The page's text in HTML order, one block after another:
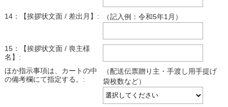
14：【挨拶状文面 / 差出月】: （記入例：令和5年1月）
15：【挨拶状文面 / 喪主様
名】:
ほか指示事項は、カートの中
の備考欄にて指定する。:
（配送伝票贈り主・手渡し用手提げ
袋枚数など）